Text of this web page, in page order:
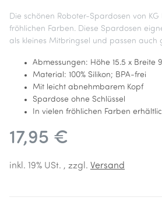
Die schönen Roboter-Spardosen von
fröhlichen Farben. Diese Spardosen
als kleines Mitbringsel und passen auch
Abmessungen: Höhe 15.5 x Breite
Material: 100% Silikon; BPA-frei
Mit leicht abnehmbarem Kopf
Spardose ohne Schlüssel
In vielen fröhlichen Farben
17,95 €
inkl. 19% USt. , zzgl. Versand